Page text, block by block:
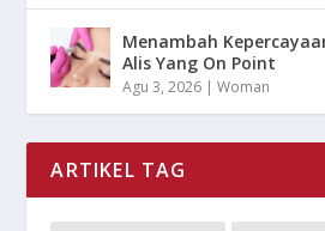
Menambah
Alis Yang On Point
Agu 3, 2026 |Woman
ARTIKEL TAG